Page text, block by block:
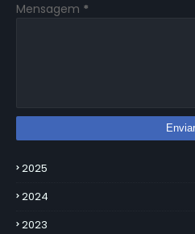
Mensagem *
2025
2024
2023